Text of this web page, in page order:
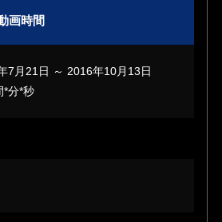
画時間
7月21日 ～ 2016年10月13日
*分*秒